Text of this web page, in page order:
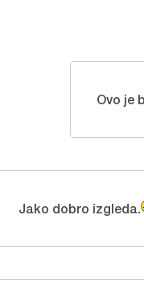
Ovo je
Jako dobro izgleda.